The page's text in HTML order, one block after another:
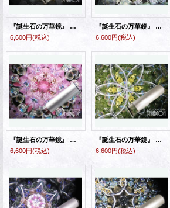
『誕生石の万華鏡』 オイル万華鏡 ４月 水晶（クリスタル）
6,600円(税込)
『誕生石の万華鏡』 オイル万華鏡 ５月 エメラルド
6,600円(税込)
『誕生石の万華鏡』 オイル万華鏡 ７月 ルビー
6,600円(税込)
『誕生石の万華鏡』 オイル万華鏡 ８月 ペリドット
6,600円(税込)